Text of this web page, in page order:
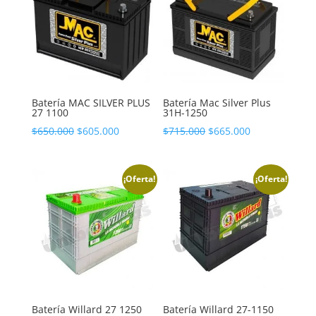
Batería MAC SILVER PLUS
27 1100
$650.000 El
$650.000.
$605.000El
actual
es:
$605.000.
Batería Mac Silver Plus
31H-1250
$715.000 El
era:
$715.000.
$665.000El
actual
es:
$665.000.
¡Oferta!
Batería Willard 27 1250
¡Oferta!
Batería Willard 27-1150